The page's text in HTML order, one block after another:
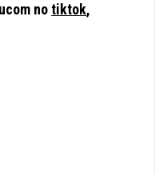
notiktok,